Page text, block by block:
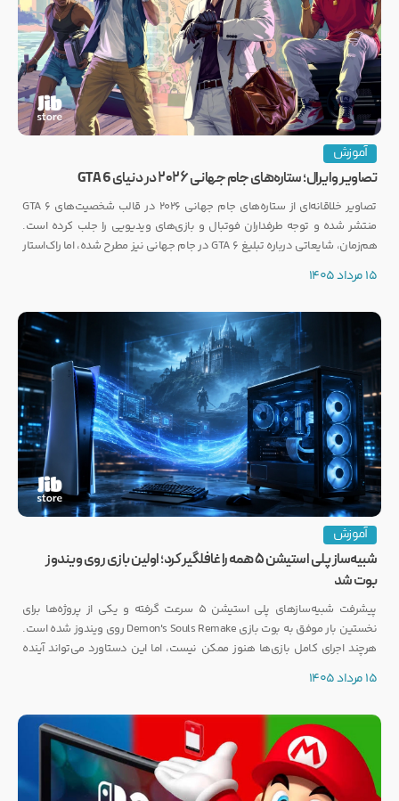
آموزش
تصاویر وایرال؛ ستاره‌های جام جهانی ۲۰۲۶ در دنیای GTA 6
تصاویر خلاقانه‌ای از ستاره‌های جام جهانی ۲۰۲۶ در قالب شخصیت‌های GTA 6
منتشر شده و توجه طرفداران فوتبال و بازی‌های ویدیویی را جلب کرده است.
هم‌زمان، شایعاتی درباره تبلیغ GTA 6 در جام جهانی نیز مطرح شده، اما راک‌استار
15 مرداد 1405
آموزش
شبیه‌ساز پلی استیشن ۵ همه را غافلگیر کرد؛ اولین بازی روی ویندوز
بوت شد
پیشرفت شبیه‌سازهای پلی استیشن ۵ سرعت گرفته و یکی از پروژه‌ها برای
نخستین بار موفق به بوت بازی Demon's Souls Remake روی ویندوز شده است.
هرچند اجرای کامل بازی‌ها هنوز ممکن نیست، اما این دستاورد می‌تواند آینده
15 مرداد 1405